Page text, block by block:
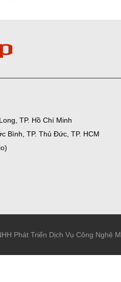
TP. Hồ Chí Minh
Bình, TP. Thủ Đức, TP. HCM
Phát Triển Dịch Vụ Công Nghệ